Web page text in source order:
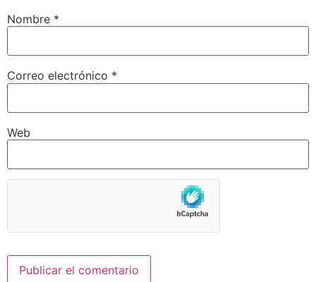
Nombre *
Correo electrónico *
Web